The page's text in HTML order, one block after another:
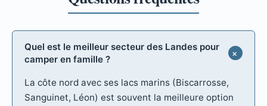
Quel est le meilleur secteur des Landes pour
camper en famille ?
La côte nord avec ses lacs marins (Biscarrosse,
Sanguinet, Léon) est souvent la meilleure option